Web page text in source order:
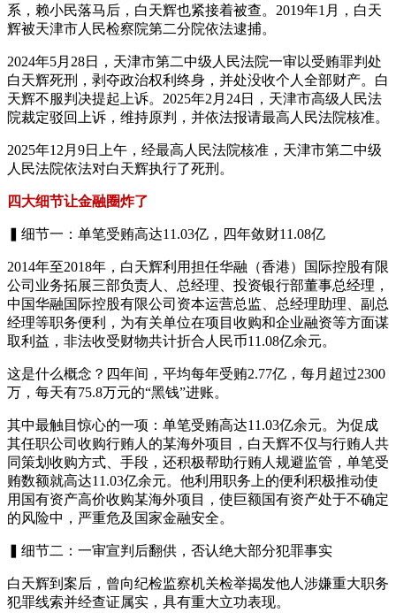
系，赖小民落马后，白天辉也紧接着被查。2019年1月，白天
辉被天津市人民检察院第二分院依法逮捕。
2024年5月28日，天津市第二中级人民法院一审以受贿罪判处
白天辉死刑，剥夺政治权利终身，并处没收个人全部财产。白
天辉不服判决提起上诉。2025年2月24日，天津市高级人民法
院裁定驳回上诉，维持原判，并依法报请最高人民法院核准。
2025年12月9日上午，经最高人民法院核准，天津市第二中级
人民法院依法对白天辉执行了死刑。
四大细节让金融圈炸了
▍细节一：单笔受贿高达11.03亿，四年敛财11.08亿
2014年至2018年，白天辉利用担任华融（香港）国际控股有限
公司业务拓展三部负责人、总经理、投资银行部董事总经理，
中国华融国际控股有限公司资本运营总监、总经理助理、副总
经理等职务便利，为有关单位在项目收购和企业融资等方面谋
取利益，非法收受财物共计折合人民币11.08亿余元。
这是什么概念？四年间，平均每年受贿2.77亿，每月超过2300
万，每天有75.8万元的“黑钱”进账。
其中最触目惊心的一项：单笔受贿高达11.03亿余元。为促成
其任职公司收购行贿人的某海外项目，白天辉不仅与行贿人共
同策划收购方式、手段，还积极帮助行贿人规避监管，单笔受
贿数额就高达11.03亿余元。他利用职务上的便利积极推动使
用国有资产高价收购某海外项目，使巨额国有资产处于不确定
的风险中，严重危及国家金融安全。
▍细节二：一审宣判后翻供，否认绝大部分犯罪事实
白天辉到案后，曾向纪检监察机关检举揭发他人涉嫌重大职务
犯罪线索并经查证属实，具有重大立功表现。